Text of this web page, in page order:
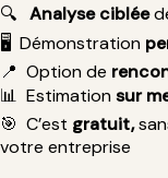
🔍 Analyse ciblée
🖥️ Démonstration
📍 Option de
📊 Estimationsur
🎯 C’est gratuit,
votre entreprise